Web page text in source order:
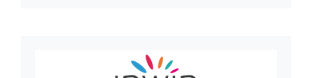
nostre competenze tecniche e alla nostra capacità di
innovazione. Progettiamo siti web, piattaforme di e-commerce